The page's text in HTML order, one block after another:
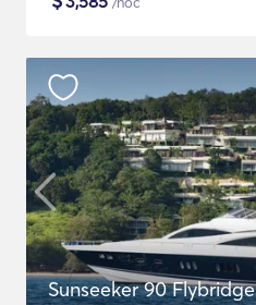
Sunseeker 90 Flybridge